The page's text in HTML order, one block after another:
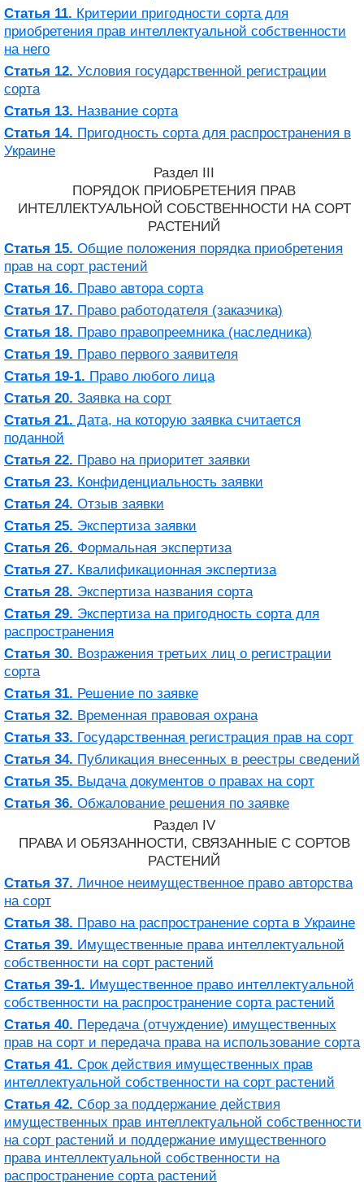
Статья 11. Критерии пригодности сорта для
приобретения прав интеллектуальной собственности
на него
Статья 12. Условия государственной регистрации
сорта
Статья 13. Название сорта
Статья 14. Пригодность сорта для распространения в
Украине
Раздел III
ПОРЯДОК ПРИОБРЕТЕНИЯ ПРАВ
ИНТЕЛЛЕКТУАЛЬНОЙ СОБСТВЕННОСТИ НА СОРТ
РАСТЕНИЙ
Статья 15. Общие положения порядка приобретения
прав на сорт растений
Статья 16. Право автора сорта
Статья 17. Право работодателя (заказчика)
Статья 18. Право правопреемника (наследника)
Статья 19. Право первого заявителя
Статья 19-1. Право любого лица
Статья 20. Заявка на сорт
Статья 21. Дата, на которую заявка считается
поданной
Статья 22. Право на приоритет заявки
Статья 23. Конфиденциальность заявки
Статья 24. Отзыв заявки
Статья 25. Экспертиза заявки
Статья 26. Формальная экспертиза
Статья 27. Квалификационная экспертиза
Статья 28. Экспертиза названия сорта
Статья 29. Экспертиза на пригодность сорта для
распространения
Статья 30. Возражения третьих лиц о регистрации
сорта
Статья 31. Решение по заявке
Статья 32. Временная правовая охрана
Статья 33. Государственная регистрация прав на сорт
Статья 34. Публикация внесенных в реестры сведений
Статья 35. Выдача документов о правах на сорт
Статья 36. Обжалование решения по заявке
Раздел IV
ПРАВА И ОБЯЗАННОСТИ, СВЯЗАННЫЕ С СОРТОВ
РАСТЕНИЙ
Статья 37. Личное неимущественное право авторства
на сорт
Статья 38. Право на распространение сорта в Украине
Статья 39. Имущественные права интеллектуальной
собственности на сорт растений
Статья 39-1. Имущественное право интеллектуальной
собственности на распространение сорта растений
Статья 40. Передача (отчуждение) имущественных
прав на сорт и передача права на использование сорта
Статья 41. Срок действия имущественных прав
интеллектуальной собственности на сорт растений
Статья 42. Сбор за поддержание действия
имущественных прав интеллектуальной собственности
на сорт растений и поддержание имущественного
права интеллектуальной собственности на
распространение сорта растений